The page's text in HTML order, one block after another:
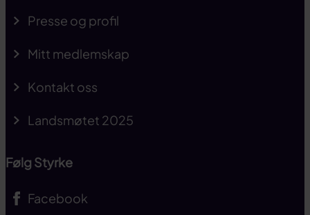
Presse og profil
Mitt medlemskap
Kontakt oss
Landsmøtet 2025
Følg Styrke
Facebook